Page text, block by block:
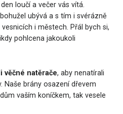
loučí a večer vás vítá.
ubývá a s tím i svérázně
i městech. Přál bych si,
pohlcena jakoukoli
věčné natěrače, aby nenatírali
Naše brány osazení dřevem
vaším koníčkem, tak vesele